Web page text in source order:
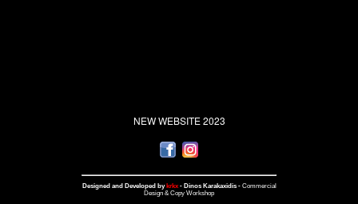
NEW WEBSITE 2023
Designed and Developed by krkx- Dinos Karakaxidis - Commercial
Design & Copy Workshop